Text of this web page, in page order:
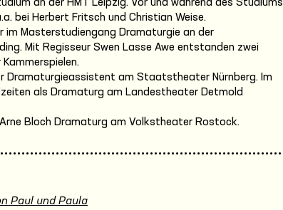
an der HMT Leipzig. Vor und während des Studiums
bei Herbert Fritsch und Christian Weise.
im Masterstudiengang Dramaturgie an der
Mit Regisseur Swen Lasse Awe entstanden zwei
Dramaturgieassistent am Staatstheater Nürnberg. Im
als Dramaturg am Landestheater Detmold
Bloch Dramaturg am Volkstheater Rostock.
Paul und Paula